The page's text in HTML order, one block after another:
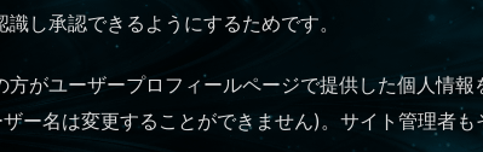
し承認できるようにするためです。
がユーザープロフィールページで提供した個人情
ー名は変更することができません)。サイト管理者も